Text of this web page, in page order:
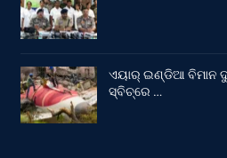
ଏୟାର୍ ଇଣ୍ଡିଆ ବିମାନ
ସ୍ବିଚ୍‌ରେ …